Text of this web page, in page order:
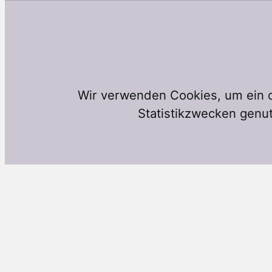
Wir verwenden Cookies, um ein
Statistikzwecken